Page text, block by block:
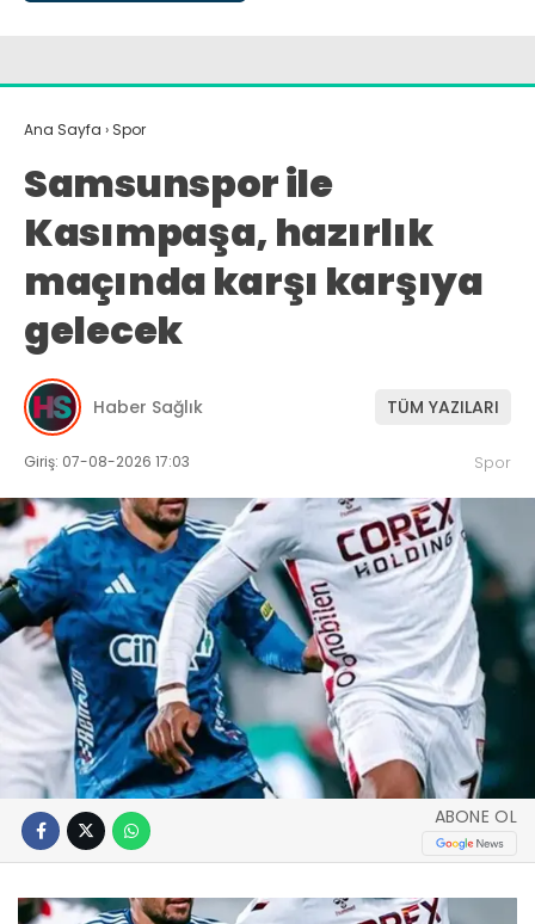
Ana Sayfa › Spor
Samsunspor ile
Kasımpaşa, hazırlık
maçında karşı karşıya
gelecek
Haber Sağlık TÜM YAZILARI
Giriş: 07-08-2026 17:03 Spor
ABONE OL